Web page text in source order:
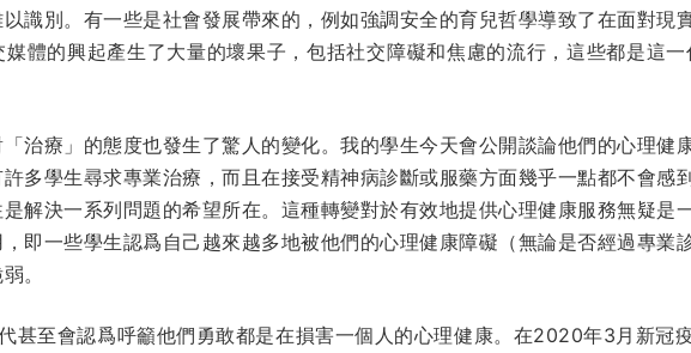
識別。有一些是社會發展帶來的，例如強調安全的育兒哲學導致了在面對現
體的興起產生了大量的壞果子，包括社交障礙和焦慮的流行，這些都是這
治療」的態度也發生了驚人的變化。我的學生今天會公開談論他們的心理健
多學生尋求專業治療，而且在接受精神病診斷或服藥方面幾乎一點都不會感
解決一系列問題的希望所在。這種轉變對於有效地提供心理健康服務無疑是
即一些學生認爲自己越來越多地被他們的心理健康障礙（無論是否經過專業
。
甚至會認爲呼籲他們勇敢都是在損害一個人的心理健康。在2020年3月新冠